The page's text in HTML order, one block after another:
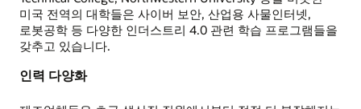
미국 전역의 대학들은 사이버 보안, 산업용 사물인터넷,
로봇공학 등 다양한 인더스트리 4.0 관련 학습 프로그램들을
갖추고 있습니다.
인력 다양화